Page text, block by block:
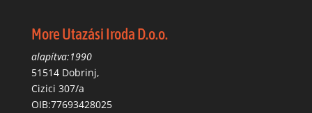
More Utazási Iroda D.o.o.
alapítva:1990
51514 Dobrinj,
Cizici 307/a
OIB:77693428025